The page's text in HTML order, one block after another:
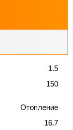
1.5
150
Отопление
16.7